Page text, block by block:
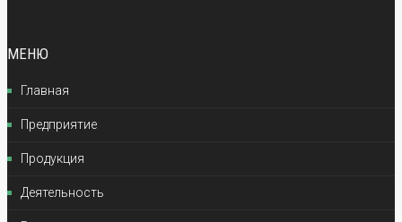
МЕНЮ
Главная
Предприятие
Продукция
Деятельность